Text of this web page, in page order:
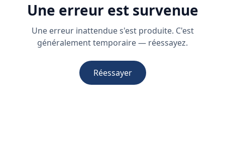
Une erreur est survenue
Une erreur inattendue s'est produite. C'est
généralement temporaire — réessayez.
Réessayer